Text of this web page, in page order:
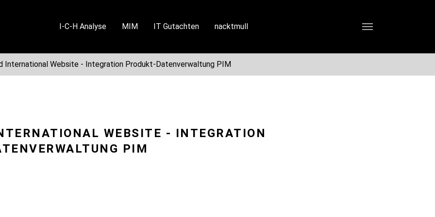
I-C-H Analyse MIM IT Gutachten nacktmull
International Website - Integration Produkt-Datenverwaltung PIM
WEBSITE - INTEGRATION
PIM